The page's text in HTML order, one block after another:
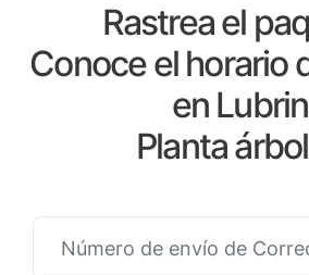
Rastrea el
Conoce el horario
en
Planta